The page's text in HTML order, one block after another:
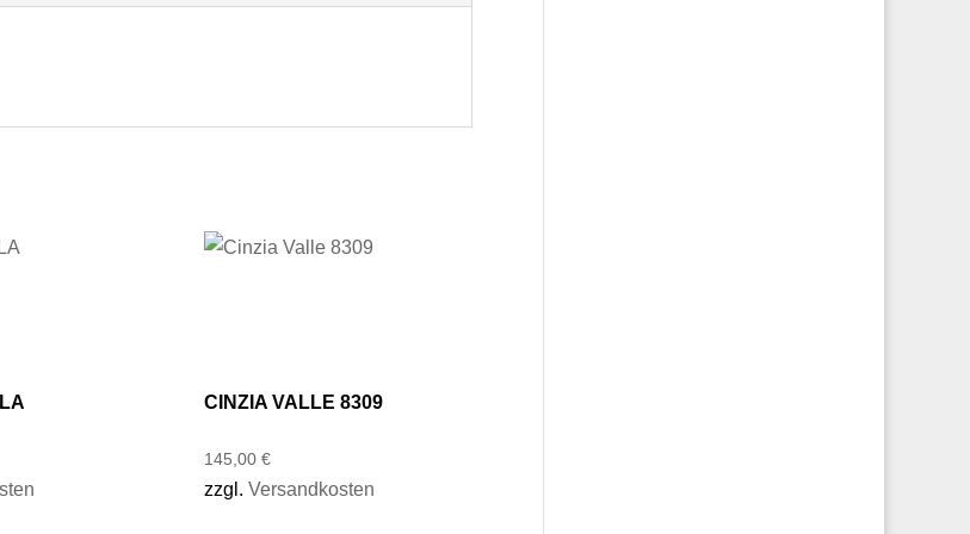
CINZIA VALLE 8309
145,00 €
zzgl. Versandkosten